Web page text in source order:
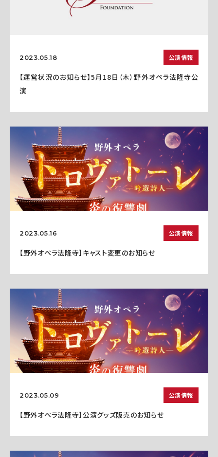
2023.05.18 公演情報
【運営状況のお知らせ】5月18日（木）野外オペラ法隆寺公
演
2023.05.16 公演情報
【野外オペラ法隆寺】キャスト変更のお知らせ
2023.05.09 公演情報
【野外オペラ法隆寺】公演グッズ販売のお知らせ